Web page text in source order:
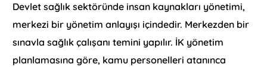
Devlet sağlık sektöründe insan kaynakları yönetimi,
merkezi bir yönetim anlayışı içindedir. Merkezden bir
sınavla sağlık çalışanı temini yapılır. İK yönetim
planlamasına göre, kamu personelleri atanınca